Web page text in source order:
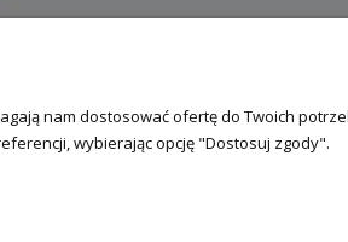
nam dostosować ofertę do Twoich
wybierając opcję "Dostosuj zgody".